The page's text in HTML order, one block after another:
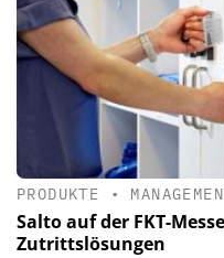
PRODUKTE •
Salto auf der FKT-
Zutrittslösungen